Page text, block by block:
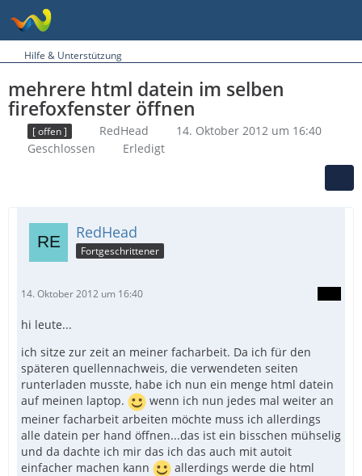
Hilfe & Unterstützung
mehrere html datein im selben
firefoxfenster öffnen
[ offen ] RedHead
14. Oktober 2012 um 16:40
Geschlossen
Erledigt
RedHead
Fortgeschrittener
14. Oktober 2012 um 16:40
hi leute...
ich sitze zur zeit an meiner facharbeit. Da ich für den
späteren quellennachweis, die verwendeten seiten
runterladen musste, habe ich nun ein menge html datein
auf meinen laptop.
wenn ich nun jedes mal weiter an
meiner facharbeit arbeiten möchte muss ich allerdings
alle datein per hand öffnen...das ist ein bisschen mühselig
und da dachte ich mir das ich das auch mit autoit
einfacher machen kann
allerdings werde die html